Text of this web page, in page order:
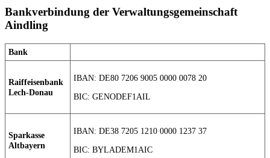
Bankverbindung der Verwaltungsgemeinschaft
Aindling
Bank
Raiffeisenbank
Lech-Donau
IBAN: DE80 7206 9005 0000 0078 20
BIC: GENODEF1AIL
Sparkasse
Altbayern
IBAN: DE38 7205 1210 0000 1237 37
BIC: BYLADEM1AIC